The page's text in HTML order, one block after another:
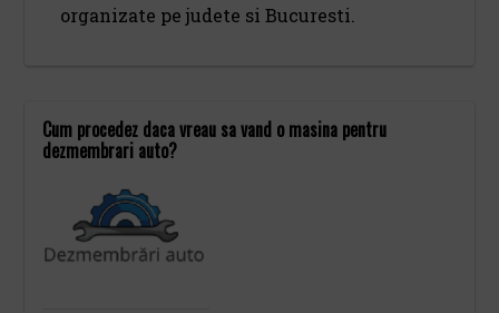
organizate pe judete si Bucuresti.
Cum procedez daca vreau sa vand o masina pentru
dezmembrari auto?